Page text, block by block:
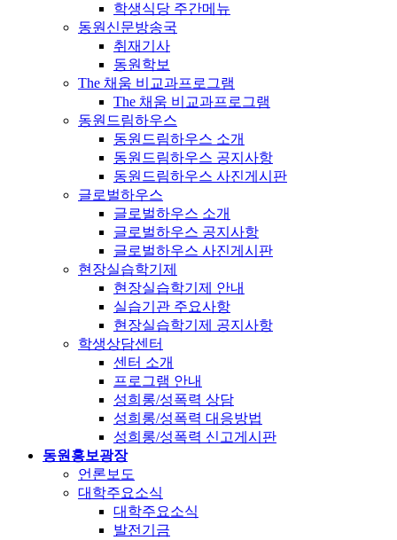
학생식당 주간메뉴
동원신문방송국
취재기사
동원학보
The 채움 비교과프로그램
The 채움 비교과프로그램
동원드림하우스
동원드림하우스 소개
동원드림하우스 공지사항
동원드림하우스 사진게시판
글로벌하우스
글로벌하우스 소개
글로벌하우스 공지사항
글로벌하우스 사진게시판
현장실습학기제
현장실습학기제 안내
실습기관 주요사항
현장실습학기제 공지사항
학생상담센터
센터 소개
프로그램 안내
성희롱/성폭력 상담
성희롱/성폭력 대응방법
성희롱/성폭력 신고게시판
동원홍보광장
언론보도
대학주요소식
대학주요소식
발전기금